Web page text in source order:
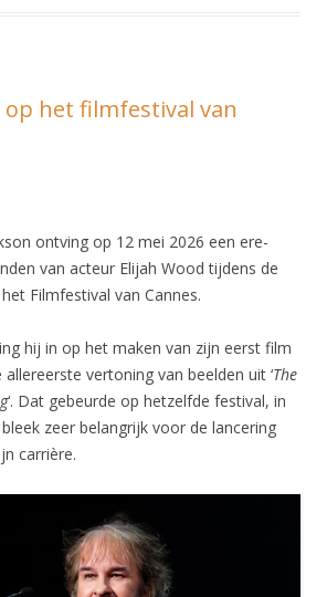
op het filmfestival van
ontving op 12 mei 2026 een ere-
van acteur Elijah Wood tijdens de
Filmfestival van Cannes.
hij in op het maken van zijn eerst film
allereerste vertoning van beelden uit ‘The
‘. Dat gebeurde op hetzelfde festival, in
zeer belangrijk voor de lancering
carrière.